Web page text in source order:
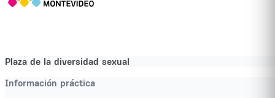
Plaza de la diversidad sexual
Información práctica